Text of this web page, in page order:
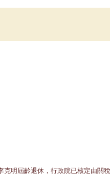
克明屆齡退休，行政院已核定由關